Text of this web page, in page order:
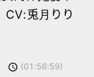
兎月りり
schedule (01:56:59)